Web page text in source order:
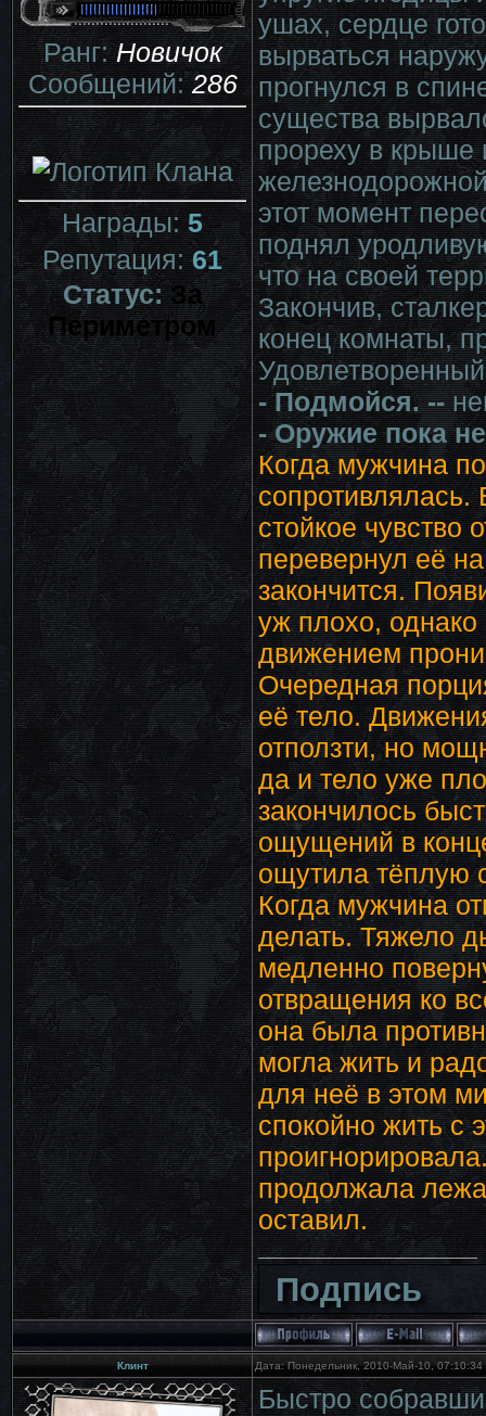
Ранг:Новичок
Сообщений:286
Награды:5
Репутация:61
Статус:За
Периметром
ушах, сердце
вырваться
прогнулся в
существа
прореху в крыше
этот момент
поднял
что на своей
Закончив,
конец комнаты,
- Подмойся. --
- Оружие пока
Когда мужчина
сопротивлялась.
стойкое чувство
перевернул её
закончится.
уж плохо,
движением
Очередная
её тело.
отползти, но
да и тело уже
закончилось
ощущений в
ощутила тёплую
Когда мужчина
делать. Тяжело
медленно
отвращения ко
она была
могла жить и
для неё в этом
спокойно жить с
продолжала
оставил.
Подпись
Клинт Дата: Понедельник, 2010-Май-10,
Быстро